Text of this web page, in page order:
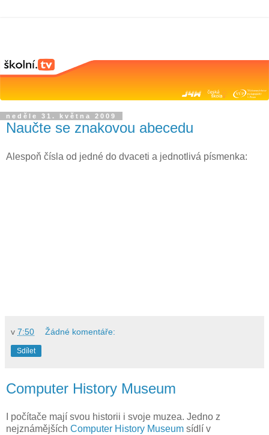
neděle 31. května 2009
Naučte se znakovou abecedu
Alespoň čísla od jedné do dvaceti a jednotlivá písmenka:
v 7:50 Žádné komentáře:
Sdílet
Computer History Museum
I počítače mají svou historii i svoje muzea. Jedno z
nejznámějších Computer History Museum sídlí v